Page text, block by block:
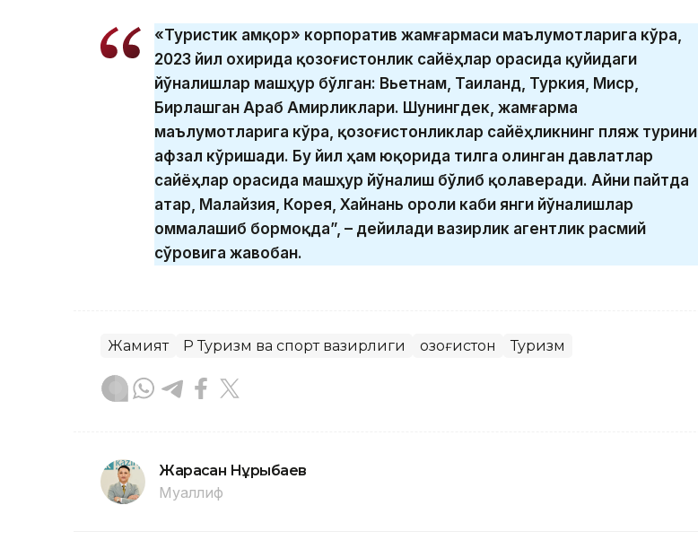
«Туристик Қамқор» корпоратив жамғармаси маълумотларига кўра,
2023 йил охирида қозоғистонлик сайёҳлар орасида қуйидаги
йўналишлар машҳур бўлган: Вьетнам, Таиланд, Туркия, Миср,
Бирлашган Араб Амирликлари. Шунингдек, жамғарма
маълумотларига кўра, қозоғистонликлар сайёҳликнинг пляж турини
афзал кўришади. Бу йил ҳам юқорида тилга олинган давлатлар
сайёҳлар орасида машҳур йўналиш бўлиб қолаверади. Айни пайтда
Қатар, Малайзия, Корея, Хайнань ороли каби янги йўналишлар
оммалашиб бормоқда”, – дейилади вазирлик агентлик расмий
сўровига жавобан.
Жамият ҚР Туризм ва спорт вазирлиги Қозоғистон Туризм
Жарасқан Нұрыбаев
Муаллиф